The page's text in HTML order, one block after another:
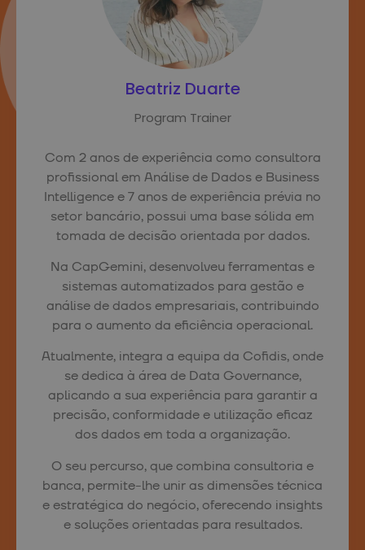
Beatriz Duarte
Program Trainer
Com 2 anos de experiência como consultora
profissional em Análise de Dados e Business
Intelligence e 7 anos de experiência prévia no
setor bancário, possui uma base sólida em
tomada de decisão orientada por dados.
Na CapGemini, desenvolveu ferramentas e
sistemas automatizados para gestão e
análise de dados empresariais, contribuindo
para o aumento da eficiência operacional.
Atualmente, integra a equipa da Cofidis, onde
se dedica à área de Data Governance,
aplicando a sua experiência para garantir a
precisão, conformidade e utilização eficaz
dos dados em toda a organização.
O seu percurso, que combina consultoria e
banca, permite-lhe unir as dimensões técnica
e estratégica do negócio, oferecendo insights
e soluções orientadas para resultados.